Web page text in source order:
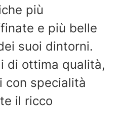
più
e più belle
suoi dintorni.
di ottima qualità,
con specialità
il ricco